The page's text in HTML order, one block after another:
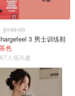
$198.00
3 男士训练鞋
色
人感兴趣